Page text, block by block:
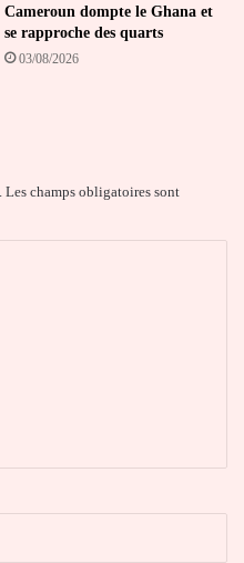
Cameroun dompte le Ghana et
se rapproche des quarts
03/08/2026
Les champs obligatoires sont